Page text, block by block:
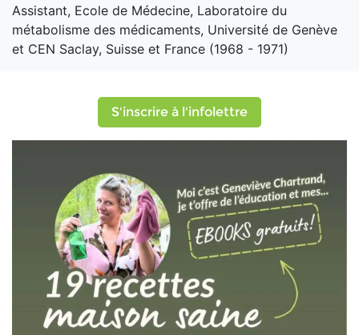
Assistant, Ecole de Médecine, Laboratoire du
métabolisme des médicaments, Université de Genève
et CEN Saclay, Suisse et France (1968 - 1971)
S'inscrire à l'infolettre